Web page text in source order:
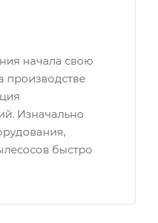
начала свою
производстве
Изначально
быстро